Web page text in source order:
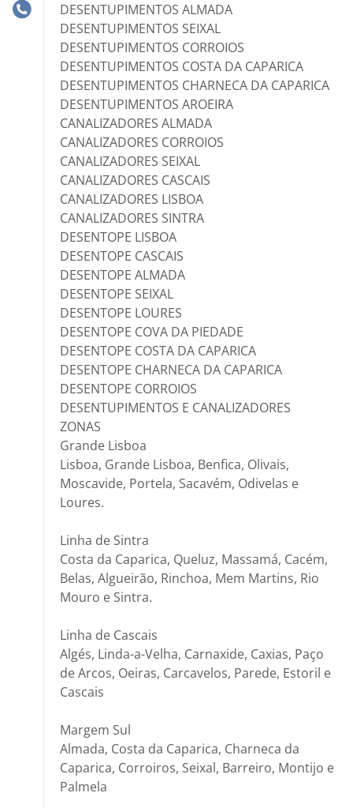
DESENTUPIMENTOS ALMADA
DESENTUPIMENTOS SEIXAL
DESENTUPIMENTOS CORROIOS
DESENTUPIMENTOS COSTA DA CAPARICA
DESENTUPIMENTOS CHARNECA DA CAPARICA
DESENTUPIMENTOS AROEIRA
CANALIZADORES ALMADA
CANALIZADORES CORROIOS
CANALIZADORES SEIXAL
CANALIZADORES CASCAIS
CANALIZADORES LISBOA
CANALIZADORES SINTRA
DESENTOPE LISBOA
DESENTOPE CASCAIS
DESENTOPE ALMADA
DESENTOPE SEIXAL
DESENTOPE LOURES
DESENTOPE COVA DA PIEDADE
DESENTOPE COSTA DA CAPARICA
DESENTOPE CHARNECA DA CAPARICA
DESENTOPE CORROIOS
DESENTUPIMENTOS E CANALIZADORES
ZONAS
Grande Lisboa
Lisboa, Grande Lisboa, Benfica, Olivais,
Moscavide, Portela, Sacavém, Odivelas e
Loures.
Linha de Sintra
Costa da Caparica, Queluz, Massamá, Cacém,
Belas, Algueirão, Rinchoa, Mem Martins, Rio
Mouro e Sintra.
Linha de Cascais
Algés, Linda-a-Velha, Carnaxide, Caxias, Paço
de Arcos, Oeiras, Carcavelos, Parede, Estoril e
Cascais
Margem Sul
Almada, Costa da Caparica, Charneca da
Caparica, Corroiros, Seixal, Barreiro, Montijo e
Palmela